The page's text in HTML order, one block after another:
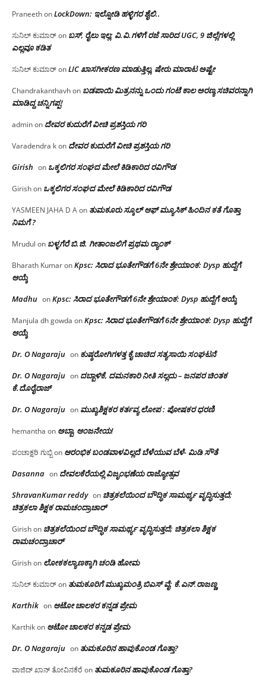
PraneethonLockDown: ಇಲ್ನೋಡಿ ಹಳ್ಳಿಗರ ಶೈಲಿ..
ಸುನಿಲ್ ಕುಮಾರ್on ಬಸ್, ರೈಲು ಇಲ್ಲ; ವಿ.ವಿ.ಗಳಿಗೆ ರಜೆ ಸಾರಿದ UGC, 9 ಜಿಲ್ಲೆಗಳಲ್ಲಿ
ಎಲ್ಲವೂ ಕಡಿತ
ಸುನಿಲ್ ಕುಮಾರ್onLIC ಖಾಸಗೀಕರಣ ಮಾಡುತ್ತಿಲ್ಲ, ಷೇರು ಮಾರಾಟ ಅಷ್ಟೇ
Chandrakanthavhon ಬಡಪಾಯಿ ಮಿತ್ರನನ್ನು ಒಂದು ಗಂಟೆ ಕಾಲ ಅರಣ್ಯ ಸಚಿವರನ್ನಾಗಿ
ಮಾಡಿದ್ದ ಚನ್ನಿಗಪ್ಪ!
adminon ದೇವರ ಕುದುರೆಗೆ ವೀಚಿ ಪ್ರಶಸ್ತಿಯ ಗರಿ
Varadendra kon ದೇವರ ಕುದುರೆಗೆ ವೀಚಿ ಪ್ರಶಸ್ತಿಯ ಗರಿ
Girish on ಒಕ್ಕಲಿಗರ ಸಂಘದ ಮೇಲೆ ಕಿಡಿಕಾರಿದ ರವಿಗೌಡ
Girishon ಒಕ್ಕಲಿಗರ ಸಂಘದ ಮೇಲೆ ಕಿಡಿಕಾರಿದ ರವಿಗೌಡ
YASMEEN JAHA D Aon ತುಮಕೂರು ಸ್ಕೂಲ್ ಆಫ್ ಮ್ಯೂಸಿಕ್ ಹಿಂದಿನ ಕತೆ ಗೊತ್ತಾ
ನಿಮಗೆ ?
Mrudul on ಬಳ್ಳಗೆರೆ ಬಿ.ಜಿ. ಗೀತಾಂಜಲಿಗೆ ಪ್ರಥಮ ರ‌್ಯಾಂಕ್
Bharath KumaronKpsc: ಸಿರಾದ ಭೂತೇಗೌಡಗೆ 6ನೇ ಶ್ರೇಯಾಂಕ: Dysp ಹುದ್ದೆಗೆ
ಆಯ್ಕೆ
Madhu onKpsc: ಸಿರಾದ ಭೂತೇಗೌಡಗೆ 6ನೇ ಶ್ರೇಯಾಂಕ: Dysp ಹುದ್ದೆಗೆ ಆಯ್ಕೆ
Manjula dh gowda onKpsc: ಸಿರಾದ ಭೂತೇಗೌಡಗೆ 6ನೇ ಶ್ರೇಯಾಂಕ: Dysp ಹುದ್ದೆಗೆ
ಆಯ್ಕೆ
Dr. O Nagaraju on ಕುಷ್ಠರೋಗಿಗಳತ್ತ ಕೈ ಚಾಚಿದ ಸತ್ಯಸಾಯಿ ಸಂಘಟನೆ
Dr. O Nagaraju on ದಬ್ಬಾಳಿಕೆ, ದಮನಕಾರಿ ನೀತಿ ಸಲ್ಲದು – ಜನಪರ ಚಿಂತಕ
ಕೆ.ದೊರೈರಾಜ್
Dr. O Nagaraju on ಮುಖ್ಯಶಿಕ್ಷಕರ ಕರ್ತವ್ಯ ಲೋಪ : ಪೋಷಕರ ಧರಣಿ
hemantha on ಅಬ್ಬಾ, ಆಂಜನೇಯ!
ಪಂಚಾಕ್ಷರಿ ಗುಬ್ಬಿon ಆರಂಭಿಕ ಬಂಡವಾಳವಿಲ್ಲದೆ ಬೆಳೆಯುವ ಬೆಳೆ- ಮಿಡಿ ಸೌತೆ
Dasanna on ದೇವಲಕೆರೆಯಲ್ಲಿ ವಿಜೃಂಭಣೆಯ ರಾಜ್ಯೋತ್ಸವ
ShravanKumar reddy on ಚಿತ್ರಕಲೆಯಿಂದ ಬೌದ್ಧಿಕ ಸಾಮರ್ಥ್ಯ ವೃದ್ಧಿಸುತ್ತದೆ;
ಚಿತ್ರಕಲಾ ಶಿಕ್ಷಕ ರಾಮಚಂದ್ರಾಚಾರ್
Girishon ಚಿತ್ರಕಲೆಯಿಂದ ಬೌದ್ಧಿಕ ಸಾಮರ್ಥ್ಯ ವೃದ್ಧಿಸುತ್ತದೆ; ಚಿತ್ರಕಲಾ ಶಿಕ್ಷಕ
ರಾಮಚಂದ್ರಾಚಾರ್
Girishon ಲೋಕಕಲ್ಯಾಣಕ್ಕಾಗಿ ಚಂಡಿ ಹೋಮ
ಸುನಿಲ್ ಕುಮಾರ್on ತುಮಕೂರಿಗೆ ಮುಖ್ಯಮಂತ್ರಿ ಬಿಎಸ್ ವೈ: ಕೆ.ಎನ್.ರಾಜಣ್ಣ
Karthik on ಆಟೋ ಚಾಲಕರ ಕನ್ನಡ ಪ್ರೇಮ
Karthikon ಆಟೋ ಚಾಲಕರ ಕನ್ನಡ ಪ್ರೇಮ
Dr. O Nagaraju on ತುಮಕೂರಿನ ಹಾವುಕೊಂಡ ಗೊತ್ತಾ?
ವಾಜಿದ್ ಖಾನ್ ತೋವಿನಕೆರೆ on ತುಮಕೂರಿನ ಹಾವುಕೊಂಡ ಗೊತ್ತಾ?